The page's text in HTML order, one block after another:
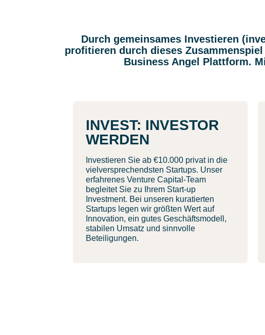
Durch gemeinsames Investieren
profitieren durch dieses
Business Angel Plattform.
INVEST: INVESTOR
WERDEN
Investieren Sie ab €10.000 privat in die
vielversprechendsten Startups. Unser
erfahrenes Venture Capital-Team
begleitet Sie zu Ihrem Start-up
Investment. Bei unseren kuratierten
Startups legen wir größten Wert auf
Innovation, ein gutes Geschäftsmodell,
stabilen Umsatz und sinnvolle
Beteiligungen.